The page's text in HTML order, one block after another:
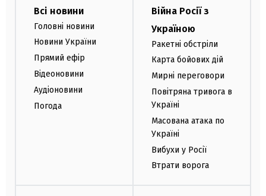
Всі новини
Головні новини
Новини України
Прямий ефір
Відеоновини
Аудіоновини
Погода
Війна Росії з
Україною
Ракетні обстріли
Карта бойових дій
Мирні переговори
Повітряна тривога в
Україні
Масована атака по
Україні
Вибухи у Росії
Втрати ворога